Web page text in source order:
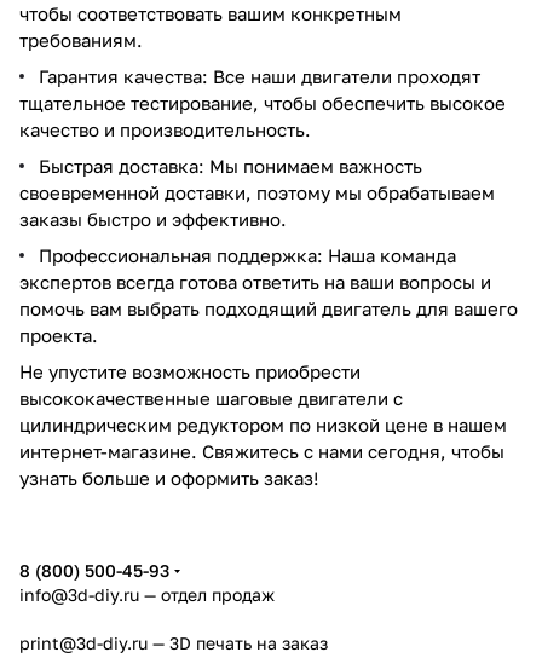
чтобы соответствовать вашим конкретным
требованиям.
Гарантия качества: Все наши двигатели проходят
тщательное тестирование, чтобы обеспечить высокое
качество и производительность.
Быстрая доставка: Мы понимаем важность
своевременной доставки, поэтому мы обрабатываем
заказы быстро и эффективно.
Профессиональная поддержка: Наша команда
экспертов всегда готова ответить на ваши вопросы и
помочь вам выбрать подходящий двигатель для вашего
проекта.
Не упустите возможность приобрести
высококачественные шаговые двигатели с
цилиндрическим редуктором по низкой цене в нашем
интернет-магазине. Свяжитесь с нами сегодня, чтобы
узнать больше и оформить заказ!
8 (800) 500-45-93
info@3d-diy.ru — отдел продаж
print@3d-diy.ru — 3D печать на заказ